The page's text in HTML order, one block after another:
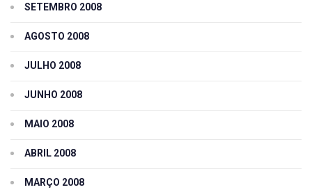
SETEMBRO 2008
AGOSTO 2008
JULHO 2008
JUNHO 2008
MAIO 2008
ABRIL 2008
MARÇO 2008